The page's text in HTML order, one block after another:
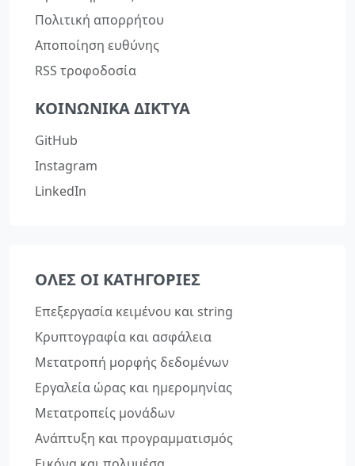
Πολιτική απορρήτου
Αποποίηση ευθύνης
RSS τροφοδοσία
ΚΟΙΝΩΝΙΚΆ ΔΊΚΤΥΑ
GitHub
Instagram
LinkedIn
ΌΛΕΣ ΟΙ ΚΑΤΗΓΟΡΊΕΣ
Επεξεργασία κειμένου και string
Κρυπτογραφία και ασφάλεια
Μετατροπή μορφής δεδομένων
Εργαλεία ώρας και ημερομηνίας
Μετατροπείς μονάδων
Ανάπτυξη και προγραμματισμός